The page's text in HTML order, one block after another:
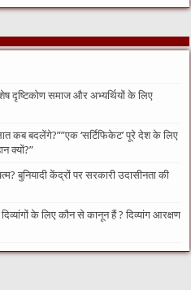
दृष्टिकोण समाज और अभ्यर्थियों के लिए
कब बदलेंगे?”​”एक ‘सर्टिफिकेट’ पूरे देश के लिए
क्यों?”
बुनियादी केंद्रों पर सरकारी उदासीनता की
के लिए कौन से कानून हैं ? दिव्यांग आरक्षण